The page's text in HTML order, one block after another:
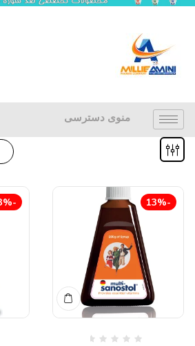
منوی دسترسی
-13%
-13%